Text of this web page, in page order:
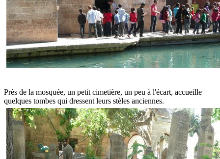
Près de la mosquée, un petit cimetière, un peu à l'écart, accueille
quelques tombes qui dressent leurs stèles anciennes.